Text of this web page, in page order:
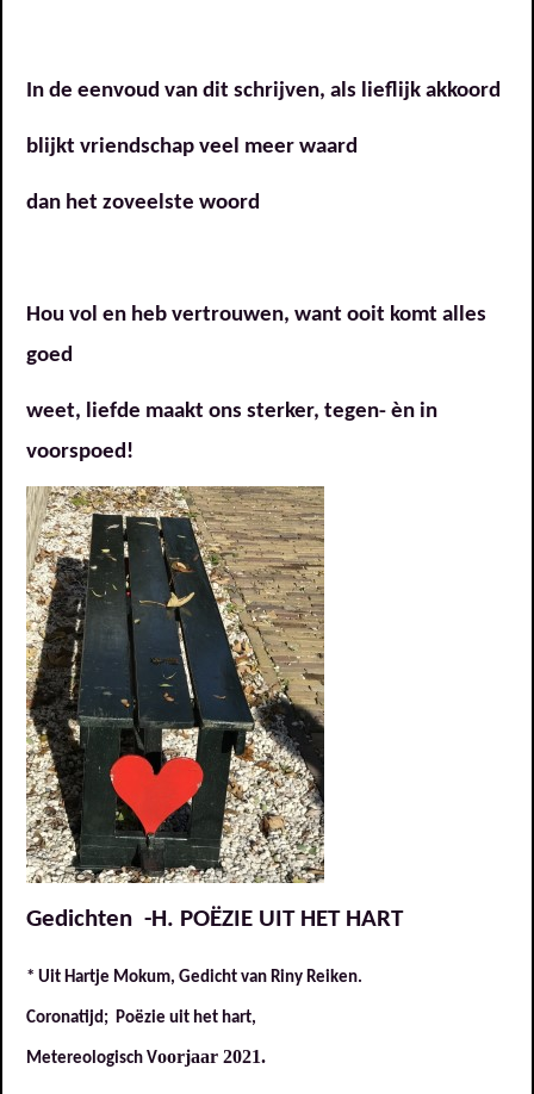
In de eenvoud van dit schrijven, als lieflijk akkoord
blijkt vriendschap veel meer waard
dan het zoveelste woord
Hou vol en heb vertrouwen, want ooit komt alles
goed
weet, liefde maakt ons sterker, tegen- èn in
voorspoed!
Gedichten -H. POËZIE UIT HET HART
* Uit Hartje Mokum, Gedicht van Riny Reiken.
Coronatijd; Poëzie uit het hart,
Metereologisch Voorjaar 2021.